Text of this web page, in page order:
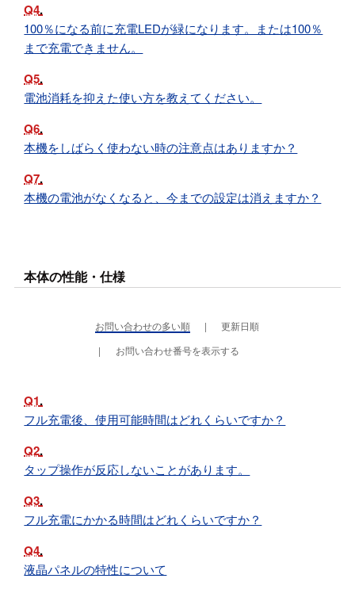
Q4
100％になる前に充電LEDが緑になります。または100％
まで充電できません。
Q5
電池消耗を抑えた使い方を教えてください。
Q6
本機をしばらく使わない時の注意点はありますか？
Q7
本機の電池がなくなると、今までの設定は消えますか？
本体の性能・仕様
お問い合わせの多い順
更新日順
お問い合わせ番号を表示する
Q1
フル充電後、使用可能時間はどれくらいですか？
Q2
タップ操作が反応しないことがあります。
Q3
フル充電にかかる時間はどれくらいですか？
Q4
液晶パネルの特性について